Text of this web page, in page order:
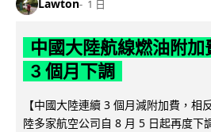
Lawton 1 日
中國大陸航線燃油附
3 個月下調
【中國大陸連續 3 個月減附加費，相
陸多家航空公司自 8 月 5 日起再度下